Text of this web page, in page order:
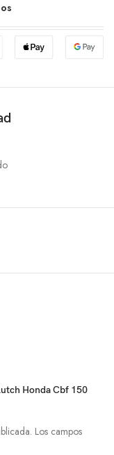
Honda Cbf 150
Los campos